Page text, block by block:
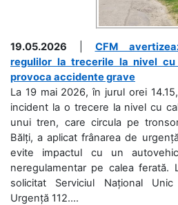
19.05.2026
CFM
regulilor la trecerile la nivel
provoca accidente grave
La 19 mai 2026, în jurul orei
incident la o trecere la nivel cu
unui tren, care circula pe
Bălți, a aplicat frânarea de
evite impactul cu un
neregulamentar pe calea ferată.
solicitat Serviciul Național
Urgență 112....